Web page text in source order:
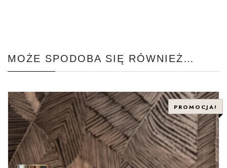
MOŻE SPODOBA SIĘ RÓWNIEŻ…
PROMOCJA!